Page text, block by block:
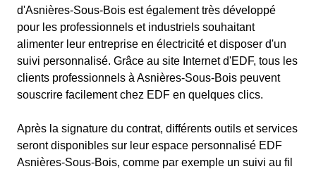
d'Asnières-Sous-Bois est également très développé
pour les professionnels et industriels souhaitant
alimenter leur entreprise en électricité et disposer d'un
suivi personnalisé. Grâce au site Internet d'EDF, tous les
clients professionnels à Asnières-Sous-Bois peuvent
souscrire facilement chez EDF en quelques clics.
Après la signature du contrat, différents outils et services
seront disponibles sur leur espace personnalisé EDF
Asnières-Sous-Bois, comme par exemple un suivi au fil